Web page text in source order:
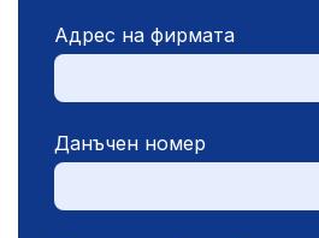
Адрес на фирмата
Данъчен номер